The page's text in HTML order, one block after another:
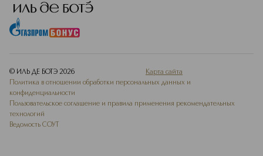
© ИЛЬ ДЕ БОТЭ 2026
Карта сайта
Политика в отношении обработки персональных данных и
конфиденциальности
Пользовательское соглашение и правила применения рекомендательных
технологий
Ведомость СОУТ